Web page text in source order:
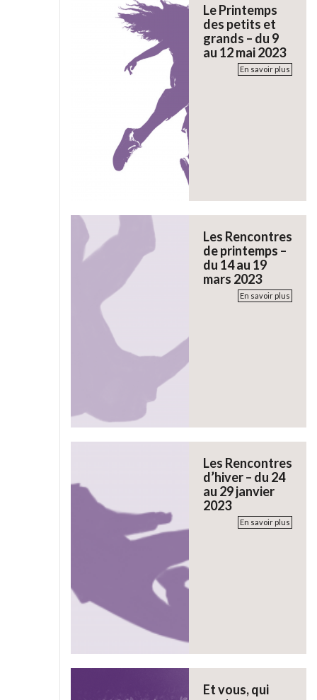
Le Printemps
des petits et
grands – du 9
au 12 mai 2023
En savoir plus
Les Rencontres
de printemps –
du 14 au 19
mars 2023
En savoir plus
Les Rencontres
d’hiver – du 24
au 29 janvier
2023
En savoir plus
Et vous, qui